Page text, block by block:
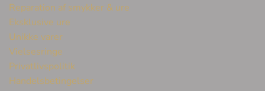
Reparation af smykker & ure
Eksklusive ure
Unikke varer
Vielsesringe
Privatlivspolitik
Handelsbetingelser